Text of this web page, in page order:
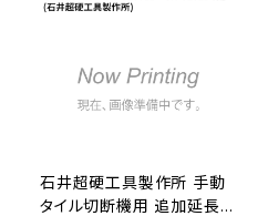
石井超硬工具製作所 手動
タイル切断機用 追加延長ベ